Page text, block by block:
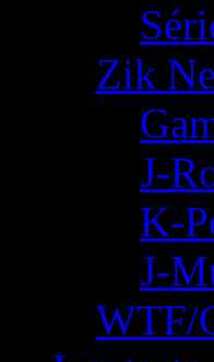
Zik
J-
K-
J-
WTF/